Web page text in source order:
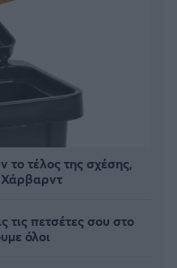
το τέλος της σχέσης,
τις πετσέτες σου στο
όλοι